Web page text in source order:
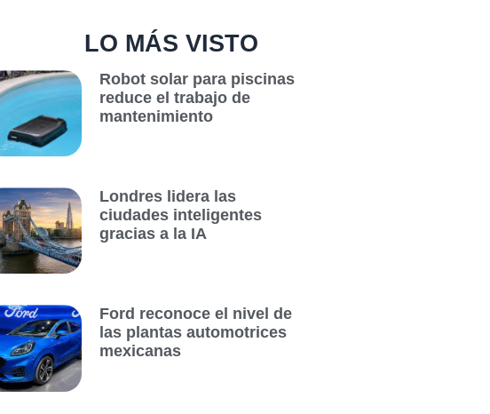
LO MÁS VISTO
Robot solar para piscinas
reduce el trabajo de
mantenimiento
Londres lidera las
ciudades inteligentes
gracias a la IA
Ford reconoce el nivel de
las plantas automotrices
mexicanas